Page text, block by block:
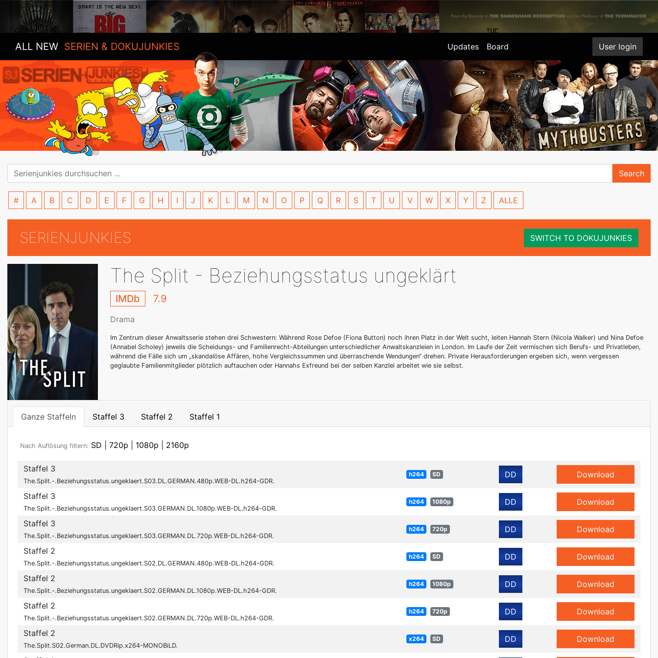
ALL NEW SERIEN & DOKUJUNKIES Updates Board User login
Search
# A B C D E F G H I J K L M N O P Q R S T U V W X Y Z ALLE
SERIENJUNKIES SWITCH TO DOKUJUNKIES
The Split - Beziehungsstatus ungeklärt
IMDb 7.9
Drama
Im Zentrum dieser Anwaltsserie stehen drei Schwestern: Während Rose Defoe (Fiona Button) noch ihren Platz in der Welt sucht, leiten Hannah Stern (Nicola Walker) und Nina Defoe
(Annabel Scholey) jeweils die Scheidungs- und Familienrecht-Abteilungen unterschiedlicher Anwaltskanzleien in London. Im Laufe der Zeit vermischen sich Berufs- und Privatleben,
während die Fälle sich um „skandalöse Affären, hohe Vergleichssummen und überraschende Wendungen“ drehen. Private Herausforderungen ergeben sich, wenn vergessen
geglaubte Familienmitglieder plötzlich auftauchen oder Hannahs Exfreund bei der selben Kanzlei arbeitet wie sie selbst.
Ganze Staffeln Staffel 3 Staffel 2 Staffel 1
Nach Auflösung filtern: SD 720p 1080p 2160p
Staffel 3
The.Split.-.Beziehungsstatus.ungeklaert.S03.DL.GERMAN.480p.WEB-DL.h264-GDR.
h264 SD DD Download
Staffel 3
The.Split.-.Beziehungsstatus.ungeklaert.S03.GERMAN.DL.1080p.WEB-DL.h264-GDR.
h264 1080p DD Download
Staffel 3
The.Split.-.Beziehungsstatus.ungeklaert.S03.GERMAN.DL.720p.WEB-DL.h264-GDR.
h264 720p DD Download
Staffel 2
The.Split.-.Beziehungsstatus.ungeklaert.S02.DL.GERMAN.480p.WEB-DL.h264-GDR.
h264 SD DD Download
Staffel 2
The.Split.-.Beziehungsstatus.ungeklaert.S02.GERMAN.DL.1080p.WEB-DL.h264-GDR.
h264 1080p DD Download
Staffel 2
The.Split.-.Beziehungsstatus.ungeklaert.S02.GERMAN.DL.720p.WEB-DL.h264-GDR.
h264 720p DD Download
Staffel 2
The.Split.S02.German.DL.DVDRip.x264-MONOBiLD.
x264 SD DD Download